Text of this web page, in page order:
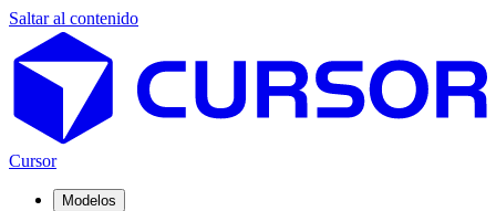
Saltar al contenido
Cursor
Modelos